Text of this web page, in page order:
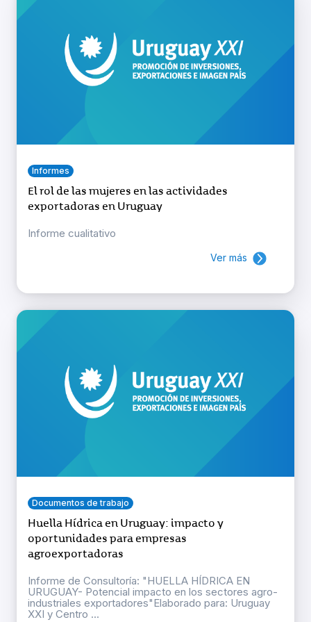
Informes
El rol de las mujeres en las actividades
exportadoras en Uruguay
Informe cualitativo
Ver más
Documentos de trabajo
Huella Hídrica en Uruguay: impacto y
oportunidades para empresas
agroexportadoras
Informe de Consultoría: "HUELLA HÍDRICA EN
URUGUAY- Potencial impacto en los sectores agro-
industriales exportadores"Elaborado para: Uruguay
XXI y Centro ...